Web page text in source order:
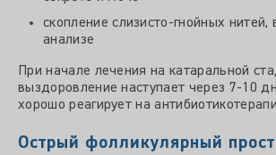
скопление слизисто-гнойных
анализе
При начале лечения на катаральной
выздоровление наступает через 7-10
хорошо реагирует на
Острый фолликулярный